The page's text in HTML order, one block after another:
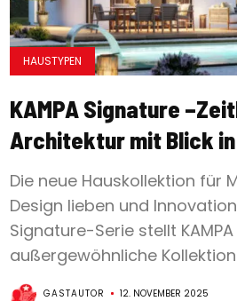
HAUSTYPEN
KAMPA Signature
Architektur mit Blick
Die neue Hauskollektion für
Design lieben und
Signature-Serie stellt
außergewöhnliche
GASTAUTOR 12. NOVEMBER 2025